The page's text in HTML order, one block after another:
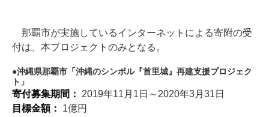
那覇市が実施しているインターネットによる寄附の受
付は、本プロジェクトのみとなる。
沖縄県那覇市「沖縄のシンボル『首里城』再建支援プロジェク
ト」
寄付募集期間： 2019年11月1日～2020年3月31日
目標金額： 1億円